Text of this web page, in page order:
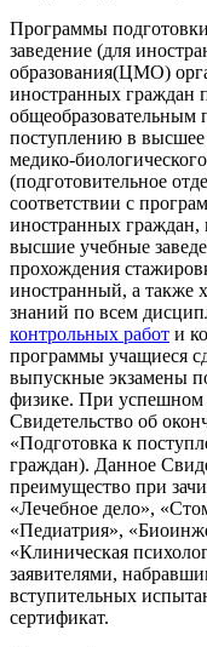
Программы
заведение (для
образования(ЦМО)
иностранных граждан
поступлению в высшее
медико-
(подготовительное
соответствии с
иностранных граждан,
высшие учебные
прохождения
иностранный, а также
знаний по всем
контрольных работ и
программы учащиеся
выпускные экзамены
физике. При успешном
Свидетельство об
«Подготовка к
граждан). Данное
преимущество при
«Лечебное дело»,
«Педиатрия»,
«Клиническая
заявителями,
вступительных
сертификат.